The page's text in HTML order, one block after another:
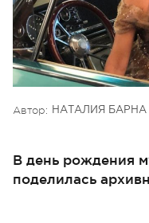
Автор: НАТАЛИЯ БАРНА
В день рождения
поделилась